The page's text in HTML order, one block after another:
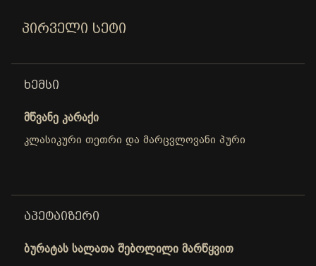
ᲞᲘᲠᲕᲔᲚᲘ ᲡᲔᲢᲘ
ᲮᲔᲛᲡᲘ
მწვანე კარაქი
კლასიკური თეთრი და მარცვლოვანი პური
ᲐᲞᲔᲢᲐᲘᲖᲔᲠᲘ
ბურატას სალათა შებოლილი მარწყვით